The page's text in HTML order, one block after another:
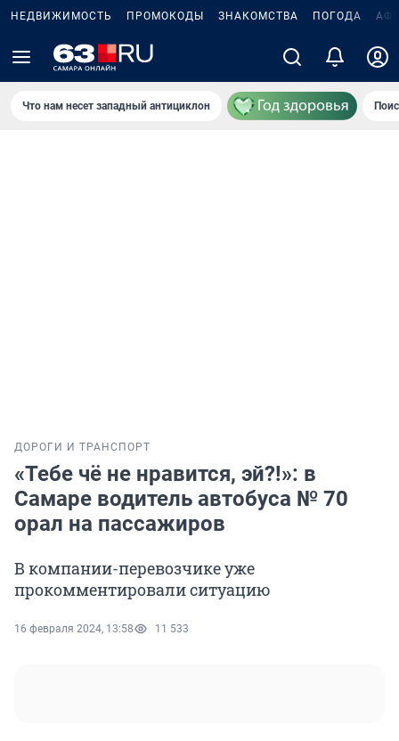
НЕДВИЖИМОСТЬ ПРОМОКОДЫ ЗНАКОМСТВА ПОГОДА
Что нам несет западный антициклон
ДОРОГИ И ТРАНСПОРТ
«Тебе чё не нравится, эй?!»: в
Самаре водитель автобуса № 70
орал на пассажиров
В компании-перевозчике уже
прокомментировали ситуацию
16 февраля 2024, 13:58 11 533